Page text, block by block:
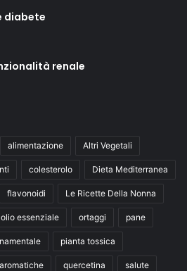
diabete
renale
alimentazione Altri Vegetali
colesterolo Dieta Mediterranea
flavonoidi Le Ricette Della Nonna
olio essenziale ortaggi pane
pianta tossica
quercetina salute